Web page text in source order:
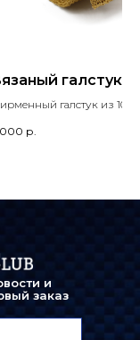
галстук
галстук из
р.
и
заказ